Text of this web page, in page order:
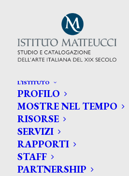
L’ISTITUTO
PROFILO
MOSTRE NEL TEMPO
RISORSE
SERVIZI
RAPPORTI
STAFF
PARTNERSHIP
CERCA TRA GLI ARTISTI:
Search
for: